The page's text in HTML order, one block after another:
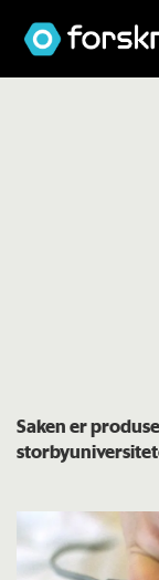
Saken er